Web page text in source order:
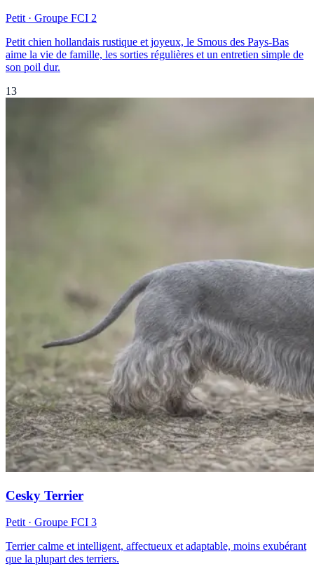
Petit · Groupe FCI 2
Petit chien hollandais rustique et joyeux, le Smous des Pays-Bas
aime la vie de famille, les sorties régulières et un entretien simple de
son poil dur.
13
Cesky Terrier
Petit · Groupe FCI 3
Terrier calme et intelligent, affectueux et adaptable, moins exubérant
que la plupart des terriers.